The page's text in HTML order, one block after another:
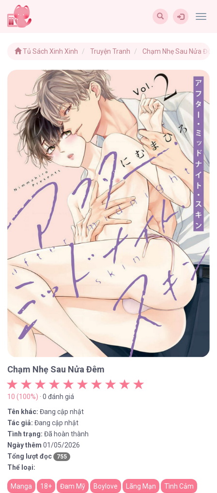
Tủ Sách Xinh Xinh Truyện Tranh Chạm Nhẹ Sau Nửa Đêm
Chạm Nhẹ Sau Nửa Đêm
10 (100%) · 0 đánh giá
Tên khác: Đang cập nhật
Tác giả: Đang cập nhật
Tình trạng: Đã hoàn thành
Ngày thêm 01/05/2026
Tổng lượt đọc
755
Thể loại:
Manga 18+ Đam Mỹ Boylove Lãng Mạn Tình Cảm